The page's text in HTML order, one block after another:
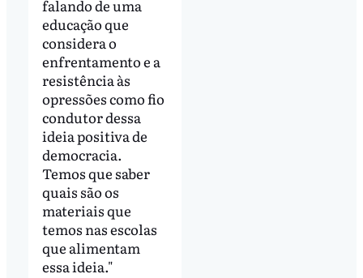
falando de uma
educação que
considera o
enfrentamento e a
resistência às
opressões como fio
condutor dessa
ideia positiva de
democracia.
Temos que saber
quais são os
materiais que
temos nas escolas
que alimentam
essa ideia."